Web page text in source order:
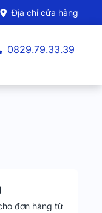
Địa chỉ cửa hàng
0829.79.33.39
đơn hàng từ